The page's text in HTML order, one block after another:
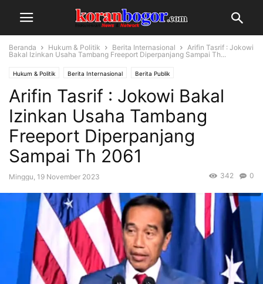
Beranda Hukum & Politik Berita Internasional
Arifin Tasrif : Jokowi
Bakal Izinkan Usaha Tambang Freeport Diperpanjang Sampai Th...
Hukum & Politik Berita Internasional Berita Publik
Arifin Tasrif : Jokowi Bakal
Izinkan Usaha Tambang
Freeport Diperpanjang
Sampai Th 2061
Minggu, 19 November 2023 0
342